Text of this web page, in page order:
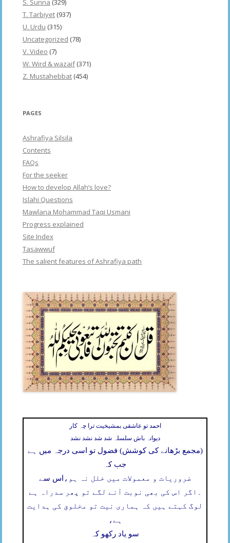
S. Sunna (329)
T. Tarbiyet (937)
U. Urdu (315)
Uncategorized (78)
V. Video (7)
W. Wird & wazaif(371)
Z. Mustahebbat (454)
PAGES
Ashrafiya Silsila
Contents
FAQs
For the seeker
How to develop Allah’s love?
Islahi Questions
Mawlana Mohammad Taqi Usmani
Progress explained
Site Index
Tasawwuf
The salient features of Ashrafiya path
احمد تو عاشقی بمشیخیت ترا چہ کار
دیوانہ باش سلسلہ شد شد نشد نشد
(مجمع بڑھانے کی کوشش) فضول تو اسی درجہ میں ہے
جب کہ
اس سے ضروریات و معمولات میں خلل نہ ہو،
اگر اس کی بھی نوبت آنے لگے تو پھر سدراہ ہے ۔
لوگ کہتے ہیں کہ ہماری نیت تو مخلوق کی ہدایت
ہے،
سو یاد رکھو کہ